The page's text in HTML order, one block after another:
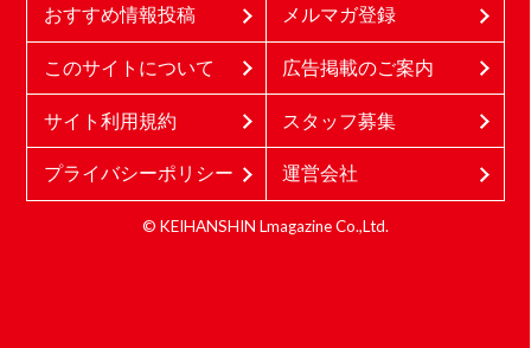
おすすめ情報投稿 メルマガ登録
このサイトについて 広告掲載のご案内
サイト利用規約 スタッフ募集
プライバシーポリシー 運営会社
© KEIHANSHIN Lmagazine Co.,Ltd.